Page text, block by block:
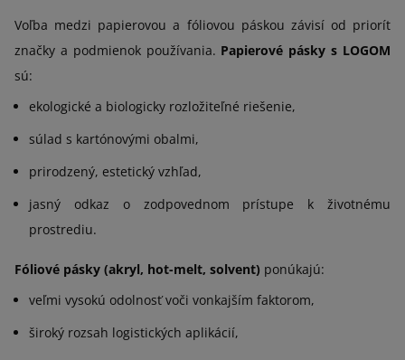
Voľba medzi papierovou a fóliovou páskou závisí od priorít
značky a podmienok používania. Papierové pásky s LOGOM
sú:
ekologické a biologicky rozložiteľné riešenie,
súlad s kartónovými obalmi,
prirodzený, estetický vzhľad,
jasný odkaz o zodpovednom prístupe k životnému
prostrediu.
Fóliové pásky (akryl, hot-melt, solvent) ponúkajú:
veľmi vysokú odolnosť voči vonkajším faktorom,
široký rozsah logistických aplikácií,